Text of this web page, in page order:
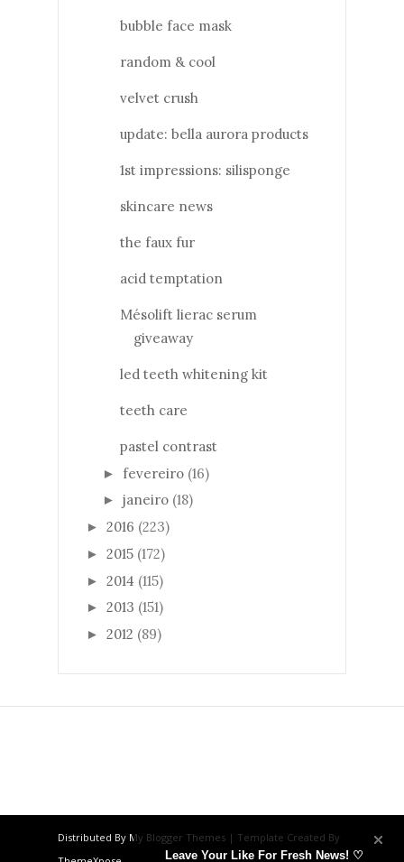
bubble face mask
random & cool
velvet crush
update: bella aurora products
1st impressions: silisponge
skincare news
the faux fur
acid temptation
Mésolift lierac serum
giveaway
led teeth whitening kit
teeth care
pastel contrast
► fevereiro (16)
► janeiro (18)
► 2016 (223)
► 2015 (172)
► 2014 (115)
► 2013 (151)
► 2012 (89)
Distributed By My Blogger Themes | Template Created By
Leave Your Like For Fresh News! ♡